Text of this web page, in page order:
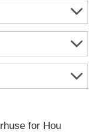
for Hou